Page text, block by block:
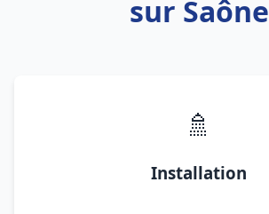
sur Saône
🚿
Installation